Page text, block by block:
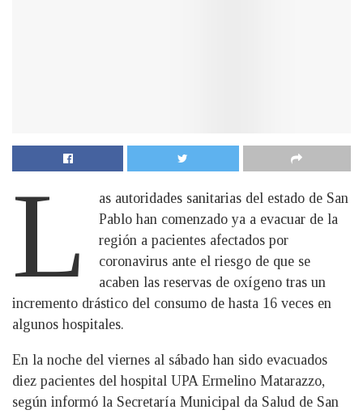
L
as autoridades sanitarias del estado de San
Pablo han comenzado ya a evacuar de la
región a pacientes afectados por
coronavirus ante el riesgo de que se
acaben las reservas de oxígeno tras un
incremento drástico del consumo de hasta 16 veces en
algunos hospitales.
En la noche del viernes al sábado han sido evacuados
diez pacientes del hospital UPA Ermelino Matarazzo,
según informó la Secretaría Municipal da Salud de San